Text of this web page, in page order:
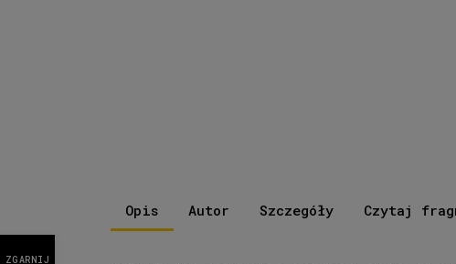
Opis Autor Szczegóły Czytaj
ZGARNIJ